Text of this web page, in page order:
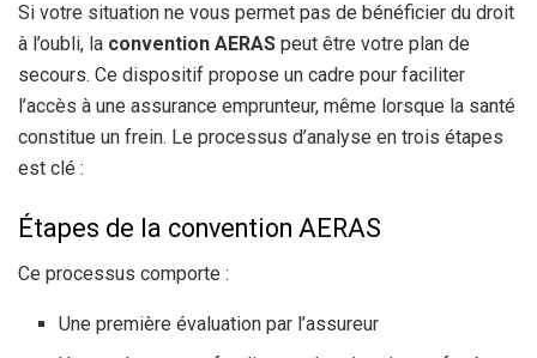
Si votre situation ne vous permet pas de bénéficier du droit
à l’oubli, la convention AERAS peut être votre plan de
secours. Ce dispositif propose un cadre pour faciliter
l’accès à une assurance emprunteur, même lorsque la santé
constitue un frein. Le processus d’analyse en trois étapes
est clé :
Étapes de la convention AERAS
Ce processus comporte :
Une première évaluation par l’assureur